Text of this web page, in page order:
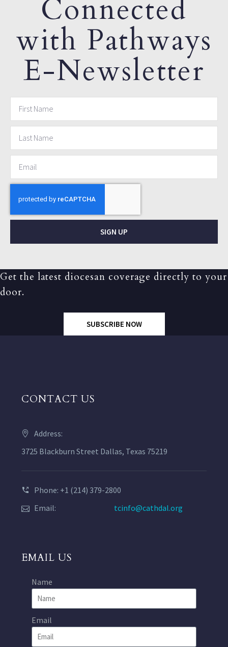
Connected
with Pathways
E-Newsletter
SIGN UP
Get the latest diocesan coverage directly to your
door.
SUBSCRIBE NOW
CONTACT US
Address:
3725 Blackburn Street Dallas, Texas 75219
Phone: +1 (214) 379-2800
Email:
tcinfo@cathdal.org
EMAIL US
Name
Email